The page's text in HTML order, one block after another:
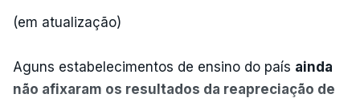
(em atualização)
Aguns estabelecimentos de ensino do país ainda
não afixaram os resultados da reapreciação de